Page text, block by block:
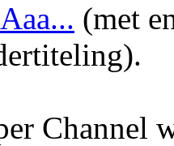
(met
Channel